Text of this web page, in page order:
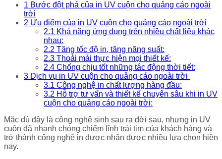
1 Bước đột phá của in UV cuộn cho quảng cáo ngoài
trời
2 Ưu điểm của in UV cuộn cho quảng cáo ngoài trời
2.1 Khả năng ứng dụng trên nhiều chất liệu khác
nhau:
2.2 Tăng tốc độ in, tăng năng suất:
2.3 Thoải mái thực hiện mọi thiết kế:
2.4 Chống chịu tốt những tác động thời tiết:
3 Dịch vụ in UV cuộn cho quảng cáo ngoài trời
3.1 Công nghệ in chất lượng hàng đầu:
3.2 Hỗ trợ tư vấn và thiết kế chuyên sâu khi in UV
cuộn cho quảng cáo ngoài trời:
Mặc dù đây là công nghệ sinh sau ra đời sau, nhưng in UV
cuộn đã nhanh chóng chiếm lĩnh trái tim của khách hàng và
trở thành công nghệ in được nhận được nhiều lựa chọn hiện
nay.